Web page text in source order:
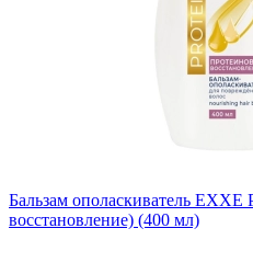
Бальзам ополаскиватель
восстановление) (400 мл)